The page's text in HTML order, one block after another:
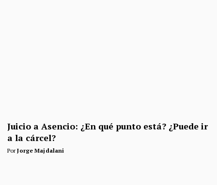
Juicio a Asencio: ¿En qué punto está? ¿Puede ir
a la cárcel?
PorJorge Majdalani